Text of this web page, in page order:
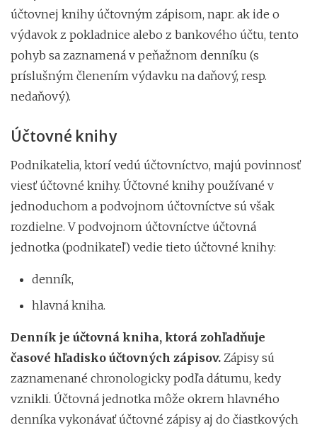
účtovnej knihy účtovným zápisom, napr. ak ide o
výdavok z pokladnice alebo z bankového účtu, tento
pohyb sa zaznamená v peňažnom denníku (s
príslušným členením výdavku na daňový, resp.
nedaňový).
Účtovné knihy
Podnikatelia, ktorí vedú účtovníctvo, majú povinnosť
viesť účtovné knihy. Účtovné knihy používané v
jednoduchom a podvojnom účtovníctve sú však
rozdielne. V podvojnom účtovníctve účtovná
jednotka (podnikateľ) vedie tieto účtovné knihy:
denník,
hlavná kniha.
Denník je účtovná kniha, ktorá zohľadňuje
časové hľadisko účtovných zápisov. Zápisy sú
zaznamenané chronologicky podľa dátumu, kedy
vznikli. Účtovná jednotka môže okrem hlavného
denníka vykonávať účtovné zápisy aj do čiastkových